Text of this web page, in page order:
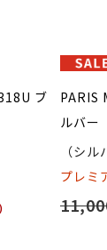
ブ
PARIS
ルバー
（シ
プレミ